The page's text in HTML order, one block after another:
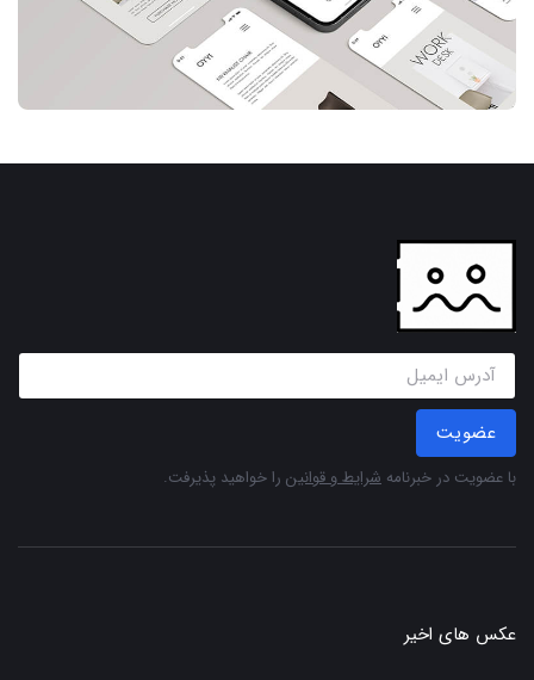
عضویت
با عضویت در خبرنامه شرایط و قوانین را خواهید پذیرفت.
عکس های اخیر